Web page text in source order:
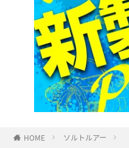
HOME ソルトルアー